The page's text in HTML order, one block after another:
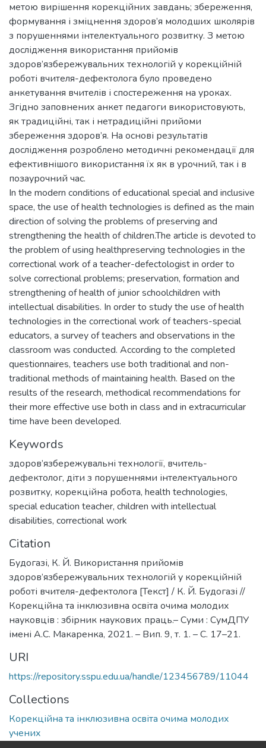
метою вирішення корекційних завдань; збереження,
формування і зміцнення здоров’я молодших школярів
з порушеннями інтелектуального розвитку. З метою
дослідження використання прийомів
здоров’язбережувальних технологій у корекційній
роботі вчителя-дефектолога було проведено
анкетування вчителів і спостереження на уроках.
Згідно заповнених анкет педагоги використовують,
як традиційні, так і нетрадиційні прийоми
збереження здоров’я. На основі результатів
дослідження розроблено методичні рекомендації для
ефективнішого використання їх як в урочний, так і в
позаурочний час.
In the modern conditions of educational special and inclusive
space, the use of health technologies is defined as the main
direction of solving the problems of preserving and
strengthening the health of children.The article is devoted to
the problem of using healthpreserving technologies in the
correctional work of a teacher-defectologist in order to
solve correctional problems; preservation, formation and
strengthening of health of junior schoolchildren with
intellectual disabilities. In order to study the use of health
technologies in the correctional work of teachers-special
educators, a survey of teachers and observations in the
classroom was conducted. According to the completed
questionnaires, teachers use both traditional and non-
traditional methods of maintaining health. Based on the
results of the research, methodical recommendations for
their more effective use both in class and in extracurricular
time have been developed.
Keywords
здоров’язбережувальні технології, вчитель-
дефектолог, діти з порушеннями інтелектуального
розвитку, корекційна робота, health technologies,
special education teacher, children with intellectual
disabilities, correctional work
Citation
Будогазі, К. Й. Використання прийомів
здоров’язбережувальних технологій у корекційній
роботі вчителя-дефектолога [Текст] / К. Й. Будогазі //
Корекційна та інклюзивна освіта очима молодих
науковців : збірник наукових праць.– Суми : СумДПУ
імені А.С. Макаренка, 2021. – Вип. 9, т. 1. – С. 17–21.
URI
https://repository.sspu.edu.ua/handle/123456789/11044
Collections
Корекційна та інклюзивна освіта очима молодих
учених